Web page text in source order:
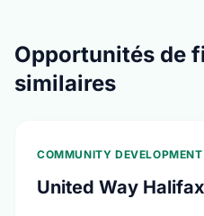
Opportunités de
similaires
COMMUNITY DEVELOPMENT
United Way Halifax